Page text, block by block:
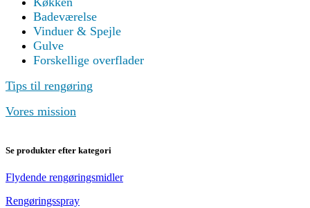
Badeværelse
Vinduer & Spejle
Gulve
Forskellige overflader
Tips til rengøring
Vores mission
Se produkter efter kategori
Flydende rengøringsmidler
Rengøringsspray